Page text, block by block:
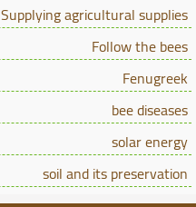
Supplying agricultural supplies
Follow the bees
Fenugreek
bee diseases
solar energy
soil and its preservation